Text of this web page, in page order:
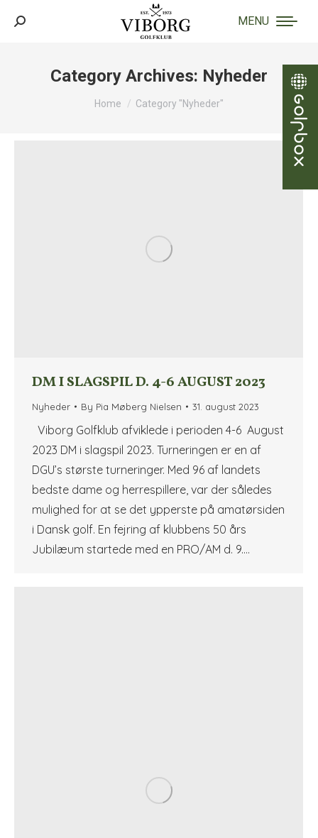
MENU
Search:
Category Archives: Nyheder
You are here:
Home Category "Nyheder"
DM I SLAGSPIL D. 4-6 AUGUST 2023
Nyheder By Pia Møberg Nielsen 31. august 2023
Viborg Golfklub afviklede i perioden 4-6 August
2023 DM i slagspil 2023. Turneringen er en af
DGU’s største turneringer. Med 96 af landets
bedste dame og herrespillere, var der således
mulighed for at se det ypperste på amatørsiden
i Dansk golf. En fejring af klubbens 50 års
Jubilæum startede med en PRO/AM d. 9.…